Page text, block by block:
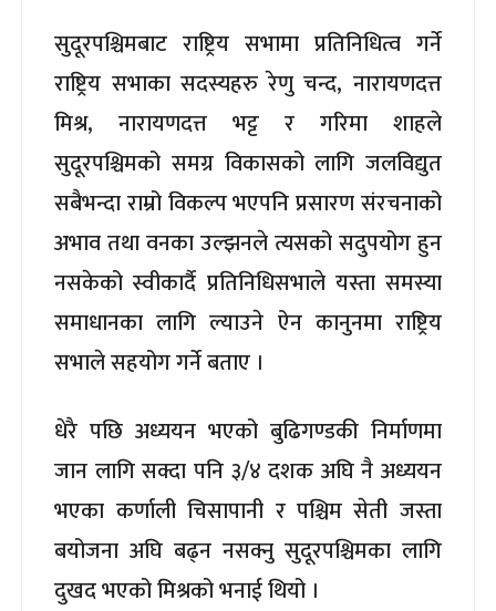
सुदूरपश्चिमबाट राष्ट्रिय सभामा प्रतिनिधित्व गर्ने
राष्ट्रिय सभाका सदस्यहरु रेणु चन्द, नारायणदत्त
मिश्र, नारायणदत्त भट्ट र गरिमा शाहले
सुदूरपश्चिमको समग्र विकासको लागि जलविद्युत
सबैभन्दा राम्रो विकल्प भएपनि प्रसारण संरचनाको
अभाव तथा वनका उल्झनले त्यसको सदुपयोग हुन
नसकेको स्वीकार्दै प्रतिनिधिसभाले यस्ता समस्या
समाधानका लागि ल्याउने ऐन कानुनमा राष्ट्रिय
सभाले सहयोग गर्ने बताए ।
धेरै पछि अध्ययन भएको बुढिगण्डकी निर्माणमा
जान लागि सक्दा पनि ३/४ दशक अघि नै अध्ययन
भएका कर्णाली चिसापानी र पश्चिम सेती जस्ता
बयोजना अघि बढ्न नसक्नु सुदूरपश्चिमका लागि
दुखद भएको मिश्रको भनाई थियो ।